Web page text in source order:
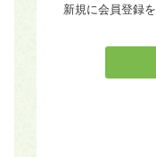
新規に会員登録